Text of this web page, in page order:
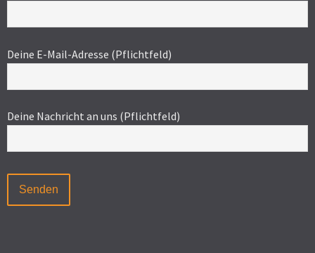
Deine E-Mail-Adresse (Pflichtfeld)
Deine Nachricht an uns (Pflichtfeld)